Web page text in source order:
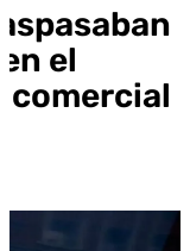
el
comercial